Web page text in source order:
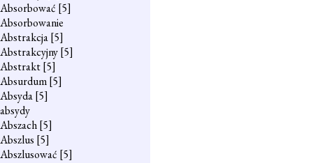
Absorbować [5]
Absorbowanie
Abstrakcja[5]
Abstrakcyjny[5]
Abstrakt[5]
Absurdum[5]
Absyda[5]
absydy
Abszach[5]
Abszlus [5]
Abszlusować [5]